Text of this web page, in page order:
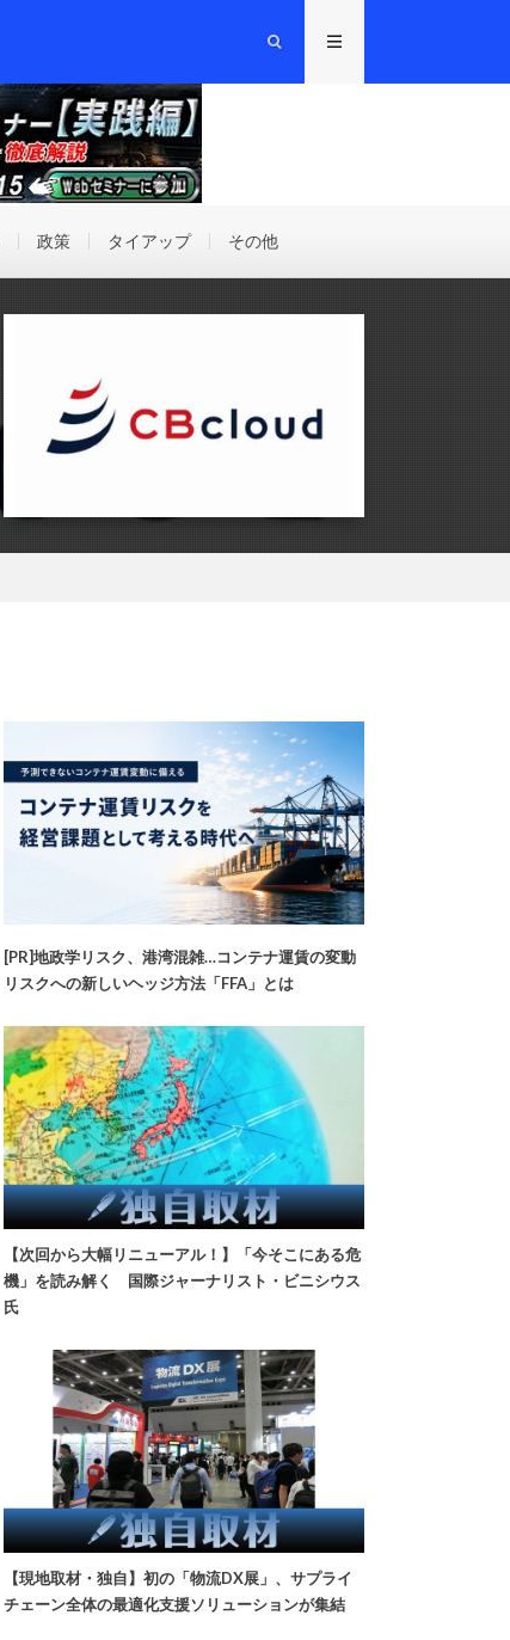
政策 タイアップ その他
[PR]地政学リスク、港湾混雑…コンテナ運賃の変動
リスクへの新しいヘッジ方法「FFA」とは
【次回から大幅リニューアル！】「今そこにある危
機」を読み解く 国際ジャーナリスト・ビニシウス
氏
【現地取材・独自】初の「物流DX展」、サプライ
チェーン全体の最適化支援ソリューションが集結